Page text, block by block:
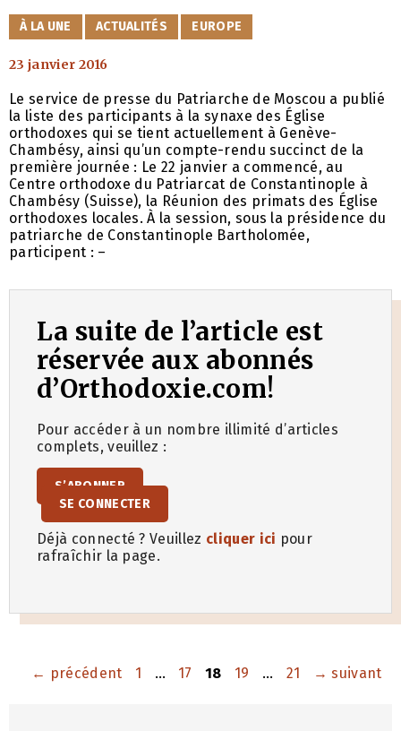
CATÉGORIES
À LA UNE ACTUALITÉS EUROPE
23 janvier 2016
Le service de presse du Patriarche de Moscou a publié
la liste des participants à la synaxe des Église
orthodoxes qui se tient actuellement à Genève-
Chambésy, ainsi qu’un compte-rendu succinct de la
première journée : Le 22 janvier a commencé, au
Centre orthodoxe du Patriarcat de Constantinople à
Chambésy (Suisse), la Réunion des primats des Église
orthodoxes locales. À la session, sous la présidence du
patriarche de Constantinople Bartholomée,
participent : –
La suite de l’article est
réservée aux abonnés
d’Orthodoxie.com!
Pour accéder à un nombre illimité d’articles
complets, veuillez :
S’ABONNER
SE CONNECTER
Déjà connecté ? Veuillez cliquer ici pour
rafraîchir la page.
← précédent Page
1 … Page
17 Page
18 Page
19 … Page
21 → suivant